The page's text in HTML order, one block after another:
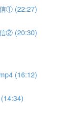
① (22:27)
② (20:30)
(16:12)